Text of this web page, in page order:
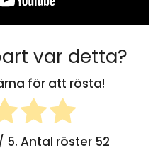
var detta?
för att rösta!
5. Antal röster 52